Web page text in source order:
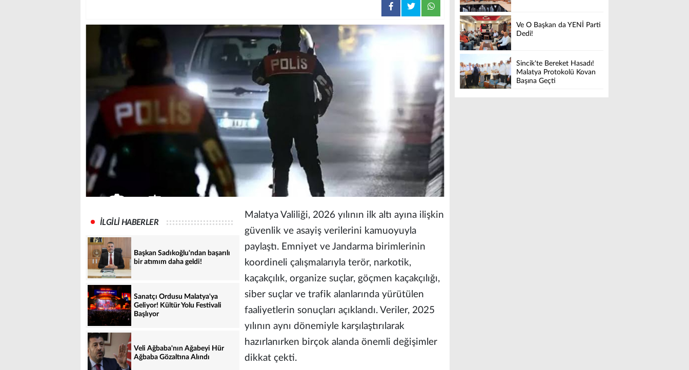
İLGİLİ HABERLER
Başkan Sadıkoğlu'ndan başarılı
bir atımım daha geldi!
Sanatçı Ordusu Malatya'ya
Geliyor! Kültür Yolu Festivali
Başlıyor
Veli Ağbaba'nın Ağabeyi Hür
Ağbaba Gözaltına Alındı
Malatya Valiliği, 2026 yılının ilk altı ayına ilişkin
güvenlik ve asayiş verilerini kamuoyuyla
paylaştı. Emniyet ve Jandarma birimlerinin
koordineli çalışmalarıyla terör, narkotik,
kaçakçılık, organize suçlar, göçmen kaçakçılığı,
siber suçlar ve trafik alanlarında yürütülen
faaliyetlerin sonuçları açıklandı. Veriler, 2025
yılının aynı dönemiyle karşılaştırılarak
hazırlanırken birçok alanda önemli değişimler
dikkat çekti.
Ve O Başkan da YENİ Parti
Dedi!
Sincik'te Bereket Hasadı!
Malatya Protokolü Kovan
Başına Geçti